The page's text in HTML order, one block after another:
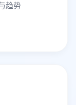
趋势